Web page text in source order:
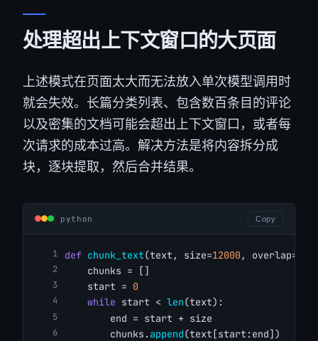
处理超出上下文窗口的大页面
上述模式在页面太大而无法放入单次模型调用时
就会失效。长篇分类列表、包含数百条目的评论
以及密集的文档可能会超出上下文窗口，或者每
次请求的成本过高。解决方法是将内容拆分成
块，逐块提取，然后合并结果。
python Copy
def chunk_text(text, size=12000 , overlap=
    chunks = []
    start =
0
while start < len(text):
        end = start + size
        chunks.
append(text[start:end])